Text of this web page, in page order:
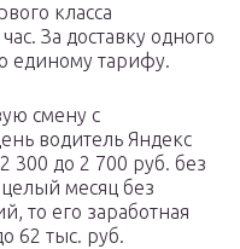
класса
За доставку одного
единому тарифу.
смену с
водитель Яндекс
300 до 2 700 руб. без
целый месяц без
то его заработная
62 тыс. руб.